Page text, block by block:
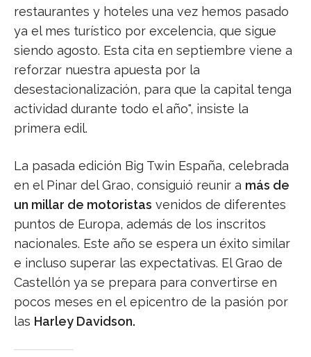
restaurantes y hoteles una vez hemos pasado
ya el mes turístico por excelencia, que sigue
siendo agosto. Esta cita en septiembre viene a
reforzar nuestra apuesta por la
desestacionalización, para que la capital tenga
actividad durante todo el año", insiste la
primera edil.
La pasada edición Big Twin España, celebrada
en el Pinar del Grao, consiguió reunir a más de
un millar de motoristas venidos de diferentes
puntos de Europa, además de los inscritos
nacionales. Este año se espera un éxito similar
e incluso superar las expectativas. El Grao de
Castellón ya se prepara para convertirse en
pocos meses en el epicentro de la pasión por
las Harley Davidson.